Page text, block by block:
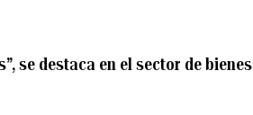
se destaca en el sector de bienes